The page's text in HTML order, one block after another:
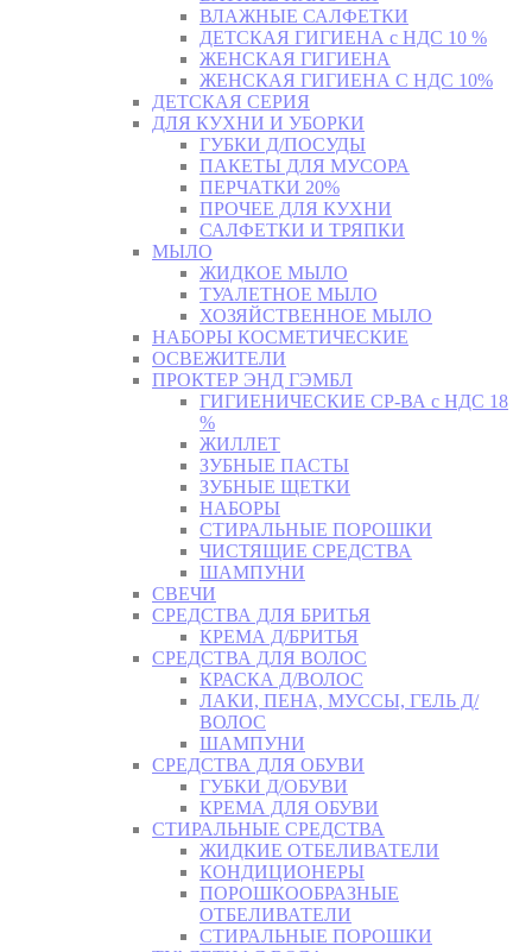
ВЛАЖНЫЕ САЛФЕТКИ
ДЕТСКАЯ ГИГИЕНА с НДС 10 %
ЖЕНСКАЯ ГИГИЕНА
ЖЕНСКАЯ ГИГИЕНА С НДС 10%
ДЕТСКАЯ СЕРИЯ
ДЛЯ КУХНИ И УБОРКИ
ГУБКИ Д/ПОСУДЫ
ПАКЕТЫ ДЛЯ МУСОРА
ПЕРЧАТКИ 20%
ПРОЧЕЕ ДЛЯ КУХНИ
САЛФЕТКИ И ТРЯПКИ
МЫЛО
ЖИДКОЕ МЫЛО
ТУАЛЕТНОЕ МЫЛО
ХОЗЯЙСТВЕННОЕ МЫЛО
НАБОРЫ КОСМЕТИЧЕСКИЕ
ОСВЕЖИТЕЛИ
ПРОКТЕР ЭНД ГЭМБЛ
ГИГИЕНИЧЕСКИЕ СР-ВА с НДС 18
%
ЖИЛЛЕТ
ЗУБНЫЕ ПАСТЫ
ЗУБНЫЕ ЩЕТКИ
НАБОРЫ
СТИРАЛЬНЫЕ ПОРОШКИ
ЧИСТЯЩИЕ СРЕДСТВА
ШАМПУНИ
СВЕЧИ
СРЕДСТВА ДЛЯ БРИТЬЯ
КРЕМА Д/БРИТЬЯ
СРЕДСТВА ДЛЯ ВОЛОС
КРАСКА Д/ВОЛОС
ЛАКИ, ПЕНА, МУССЫ, ГЕЛЬ Д/
ВОЛОС
ШАМПУНИ
СРЕДСТВА ДЛЯ ОБУВИ
ГУБКИ Д/ОБУВИ
КРЕМА ДЛЯ ОБУВИ
СТИРАЛЬНЫЕ СРЕДСТВА
ЖИДКИЕ ОТБЕЛИВАТЕЛИ
КОНДИЦИОНЕРЫ
ПОРОШКООБРАЗНЫЕ
ОТБЕЛИВАТЕЛИ
СТИРАЛЬНЫЕ ПОРОШКИ